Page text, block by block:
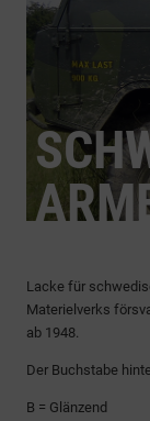
Lacke für
Materielverks
ab 1948.
Der Buchstabe
B = Glänzend